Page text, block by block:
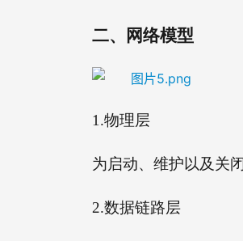
二、 网络模型
1.物理层
为启动、维护以及关
2.数据链路层